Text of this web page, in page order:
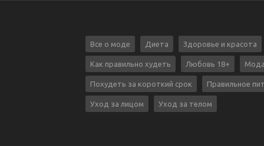
Все о моде Диета Здоровье и красота
Как правильно худеть Любовь 18+
Похудеть за короткий срок Правильное
Уход за лицом Уход за телом